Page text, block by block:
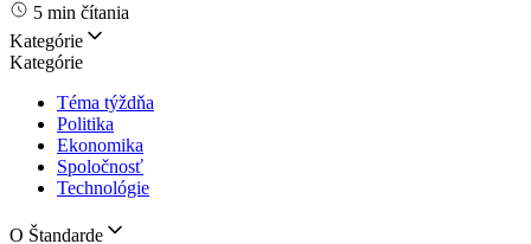
5 min čítania
Kategórie
Kategórie
Téma týždňa
Politika
Ekonomika
Spoločnosť
Technológie
O Štandarde